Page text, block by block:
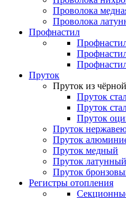
Проволока
Проволока
Профнастил
Пруток
Пруток из
Пруток
Пруток
Пруток
Пруток
Пруток
Пруток медный
Пруток латунный
Пруток
Регистры отопления